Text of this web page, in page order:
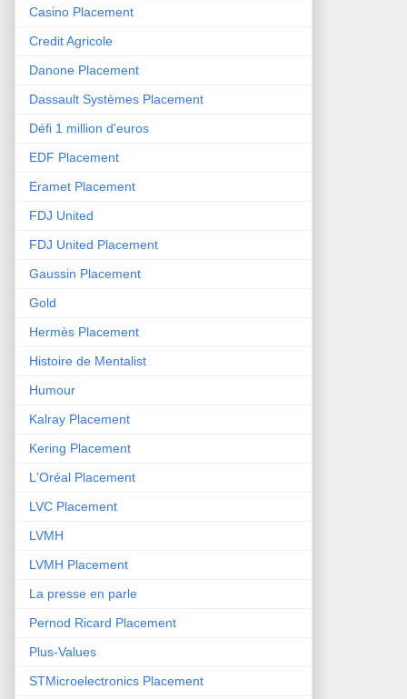
Casino Placement
Credit Agricole
Danone Placement
Dassault Systèmes Placement
Défi 1 million d'euros
EDF Placement
Eramet Placement
FDJ United
FDJ United Placement
Gaussin Placement
Gold
Hermès Placement
Histoire de Mentalist
Humour
Kalray Placement
Kering Placement
L'Oréal Placement
LVC Placement
LVMH
LVMH Placement
La presse en parle
Pernod Ricard Placement
Plus-Values
STMicroelectronics Placement